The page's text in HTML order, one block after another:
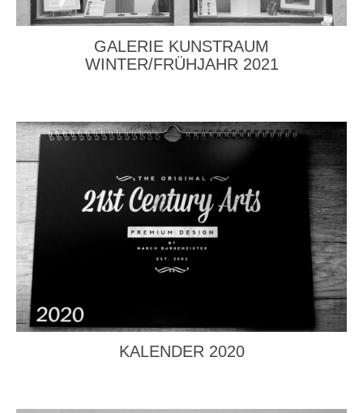
GALERIE KUNSTRAUM
WINTER/FRÜHJAHR 2021
KALENDER 2020